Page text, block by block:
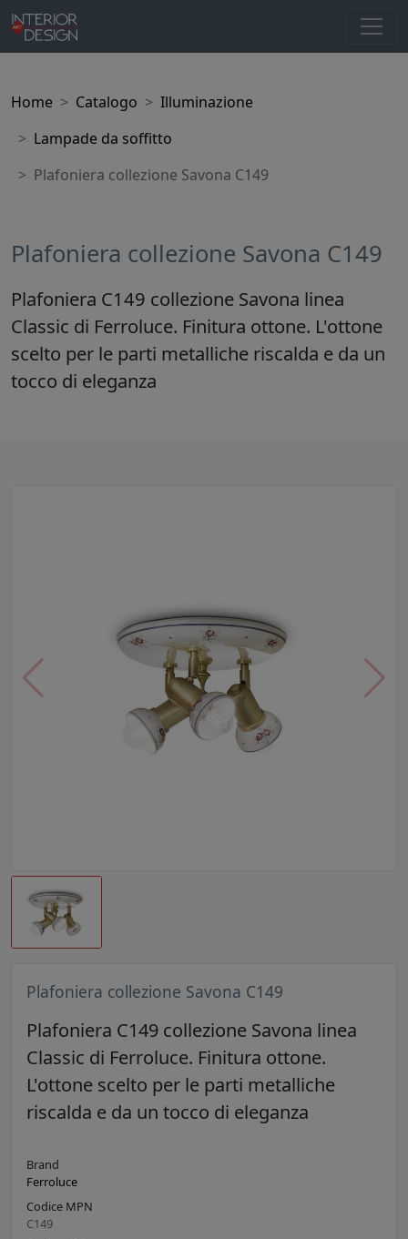
Home Catalogo
Illuminazione
Lampade da soffitto
Plafoniera collezione Savona C149
Plafoniera collezione Savona C149
Plafoniera C149 collezione Savona linea
Classic di Ferroluce. Finitura ottone. L'ottone
scelto per le parti metalliche riscalda e da un
tocco di eleganza
Plafoniera collezione Savona C149
Plafoniera C149 collezione Savona linea
Classic di Ferroluce. Finitura ottone.
L'ottone scelto per le parti metalliche
riscalda e da un tocco di eleganza
Brand
Ferroluce
Codice MPN
C149